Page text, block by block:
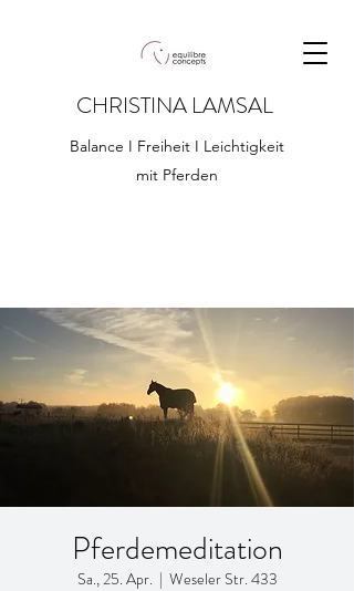
CHRISTINA LAMSAL
Balance I Freiheit I Leichtigkeit
mit Pferden
Pferdemeditation
Sa., 25. Apr.
  |
Weseler Str. 433